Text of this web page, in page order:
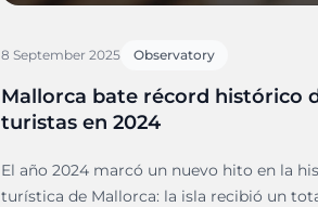
8 September 2025 Observatory
Mallorca bate récord histórico
turistas en 2024
El año 2024 marcó un nuevo hito en la
turística de Mallorca: la isla recibió un